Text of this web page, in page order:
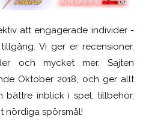
att engagerade individer -
Vi ger er recensioner,
och mycket mer. Sajten
Oktober 2018, och ger allt
inblick i spel, tillbehör,
nördiga spörsmål!